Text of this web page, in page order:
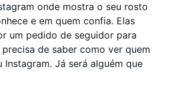
onde mostra o seu rosto
e em quem confia. Elas
um pedido de seguidor para
de saber como ver quem
Instagram. Já será alguém que